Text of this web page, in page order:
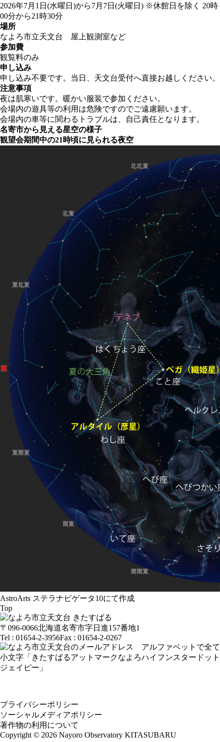
2026年7月1日(水曜日)から7月7日(火曜日) ※休館日を除く
20時
00分から21時30分
場所
なよろ市立天文台 屋上観測室など
参加費
観覧料のみ
申し込み
申し込み不要です。当日、天文台受付へ直接お越しください。
注意事項
夜は肌寒いです。暖かい服装で参加ください。
会場内の遊具等の利用は危険ですのでご遠慮願います。
会場内の車等に関わるトラブルは、自己責任となります。
名寄市から見える星空の様子
観望会期間中の21時頃に見られる夜空
AstroArts ステラナビゲータ10にて作成
Top
〒096-0066北海道名寄市字日進157番地1
Tel : 01654-2-3956Fax : 01654-2-0267
プライバシーポリシー
ソーシャルメディアポリシー
著作物の利用について
Copyright © 2026 Nayoro Observatory KITASUBARU